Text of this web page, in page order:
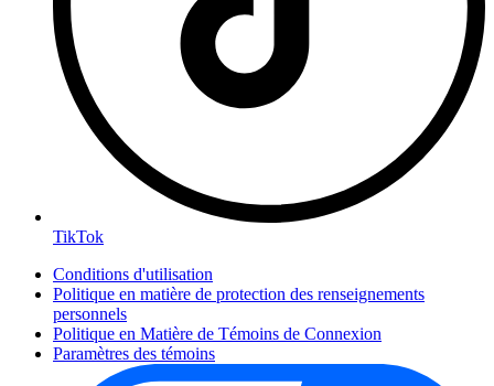
TikTok
Conditions d'utilisation
Politique en matière de protection des renseignements
personnels
Politique en Matière de Témoins de Connexion
Paramètres des témoins